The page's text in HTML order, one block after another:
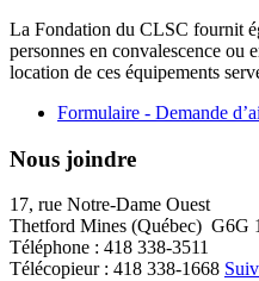
La Fondation du CLSC fournit
personnes en convalescence ou
location de ces équipements
Formulaire - Demande
Nous joindre
17, rue Notre-Dame Ouest
Thetford Mines (Québec) G6G
Téléphone : 418 338-3511
Télécopieur : 418 338-1668